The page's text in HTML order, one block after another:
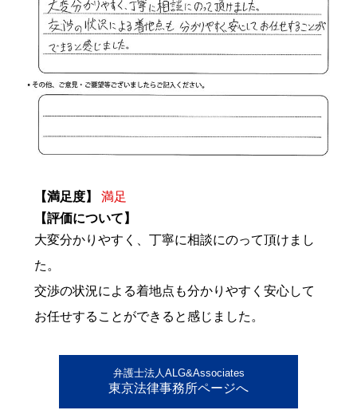
【満足度】
満足
【評価について】
大変分かりやすく、丁寧に相談にのって頂けまし
た。
交渉の状況による着地点も分かりやすく安心して
お任せすることができると感じました。
弁護士法人ALG&Associates
東京法律事務所ページへ